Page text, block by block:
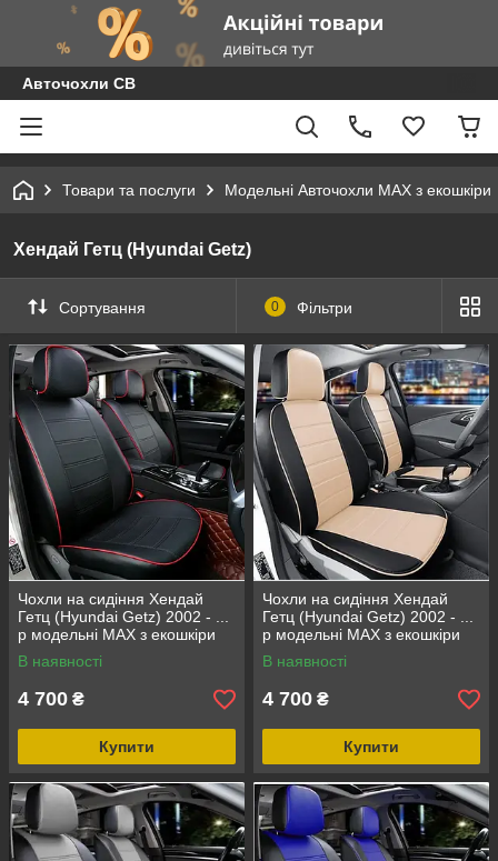
Авточохли СВ
Товари та послуги Модельні Авточохли MAX з екошкіри
Хендай Гетц (Hyundai Getz)
Сортування 0 Фільтри
Чохли на сидіння Хендай
Гетц (Hyundai Getz) 2002 - ...
р модельні MAX з екошкіри
В наявності
4 700 ₴
Купити
Чохли на сидіння Хендай
Гетц (Hyundai Getz) 2002 - ...
р модельні MAX з екошкіри
Чорно-бежевий
В наявності
4 700 ₴
Купити